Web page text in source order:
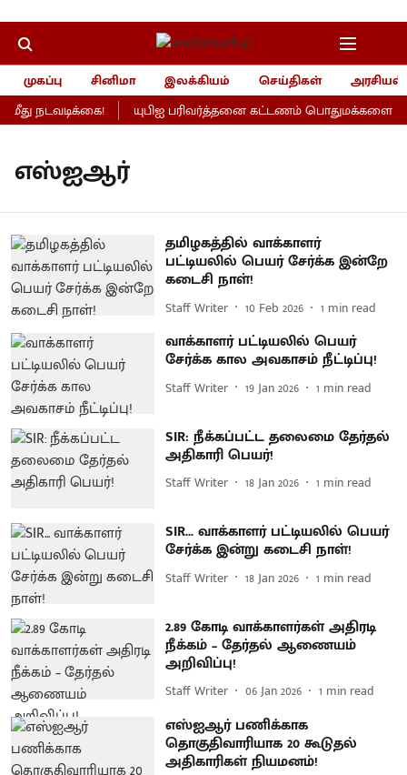
முகப்பு சினிமா இலக்கியம் செய்திகள்
அரசியல்
நடவடிக்கை!
யுபிஐ பரிவர்த்தனை கட்டணம் பொதுமக்களைப்
எஸ்ஐஆர்
தமிழகத்தில் வாக்காளர்
பட்டியலில் பெயர் சேர்க்க இன்றே
கடைசி நாள்!
Staff Writer 10 Feb 2026 1 min read
வாக்காளர் பட்டியலில் பெயர்
சேர்க்க கால அவகாசம் நீட்டிப்பு!
Staff Writer 19 Jan 2026 1 min read
SIR: நீக்கப்பட்ட தலைமை தேர்தல்
அதிகாரி பெயர்!
Staff Writer 18 Jan 2026 1 min read
SIR... வாக்காளர் பட்டியலில் பெயர்
சேர்க்க இன்று கடைசி நாள்!
Staff Writer 18 Jan 2026 1 min read
2.89 கோடி வாக்காளர்கள் அதிரடி
நீக்கம் – தேர்தல் ஆணையம்
அறிவிப்பு!
Staff Writer 06 Jan 2026 1 min read
எஸ்ஐஆர் பணிக்காக
தொகுதிவாரியாக 20 கூடுதல்
அதிகாரிகள் நியமனம்!